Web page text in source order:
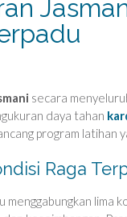
secara
daya tahan
program latihan
Raga
menggabungkan lima